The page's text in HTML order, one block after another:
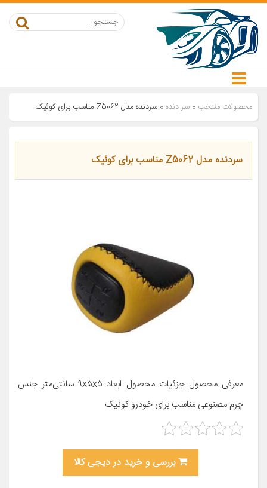
محصولات منتخب » سر دنده» سردنده مدل Z5062 مناسب برای کوئیک
سردنده مدل Z5062 مناسب برای کوئیک
معرفی محصول جزئیات محصول ابعاد ۹x۵x۵ سانتی‌متر جنس
چرم مصنوعی مناسب برای خودرو کوئیک
بررسی و خرید در دیجی کالا